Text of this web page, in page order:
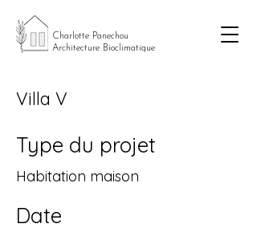
Charlotte Panechou
Architecture Bioclimatique
Villa V
Type du projet
Habitation maison
Date